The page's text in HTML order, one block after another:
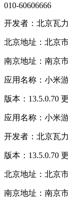
010-60606666
开发者：北京瓦
北京地址：北京
南京地址：南京
应用名称：小米
版本：13.5.0.70
应用名称：小米
开发者：北京瓦
版本：13.5.0.70
北京地址：北京
南京地址：南京